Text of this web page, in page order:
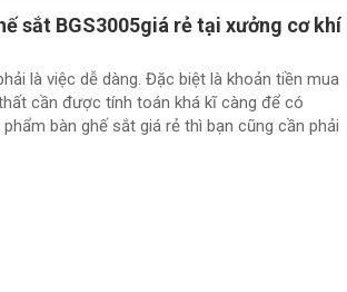
sắt BGS3005giá rẻ tại xưởng cơ khí
là việc dễ dàng. Đặc biệt là khoản tiền mua
cần được tính toán khá kĩ càng để có
bàn ghế sắt giá rẻ thì bạn cũng cần phải